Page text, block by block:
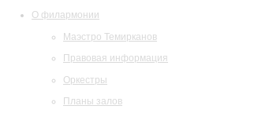
О филармонии
Маэстро Темирканов
Правовая информация
Оркестры
Планы залов